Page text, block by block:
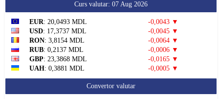
Curs valutar: 07 Aug 2026
EUR: 20,0493 MDL
-0,0043 ▼
USD: 17,3737 MDL
-0,0045 ▼
RON: 3,8154 MDL
-0,0064 ▼
RUB: 0,2137 MDL
-0,0006 ▼
GBP: 23,3868 MDL
-0,0165 ▼
UAH: 0,3881 MDL -0,0005 ▼
Convertor valutar